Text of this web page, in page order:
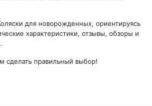
для новорожденных, ориентируясь
характеристики, отзывы, обзоры и
сделать правильный выбор!